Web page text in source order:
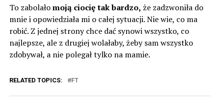
To zabolałomoją ciocię tak bardzo, że zadzwoniła do
mnie i opowiedziała mi o całej sytuacji. Nie wie, co ma
robić. Z jednej strony chce dać synowi wszystko, co
najlepsze, ale z drugiej wolałaby, żeby sam wszystko
zdobywał, a nie polegał tylko na mamie.
RELATED TOPICS: FT